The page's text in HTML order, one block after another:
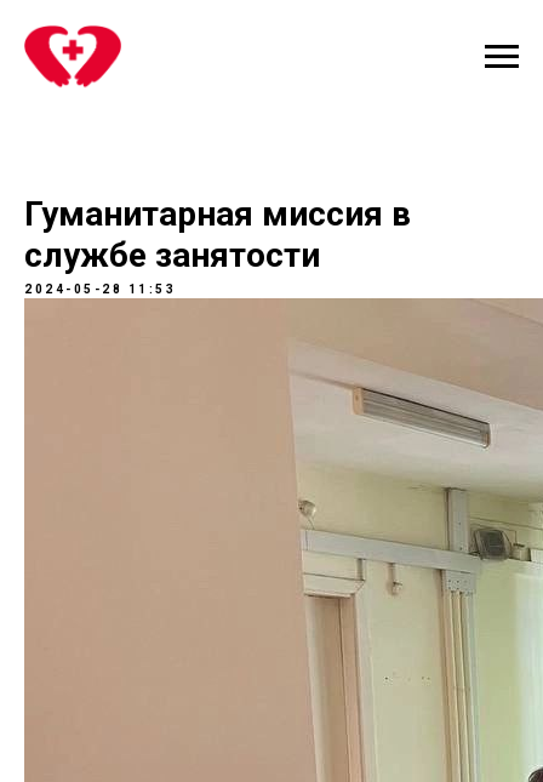
Гуманитарная миссия в
службе занятости
2024-05-28 11:53